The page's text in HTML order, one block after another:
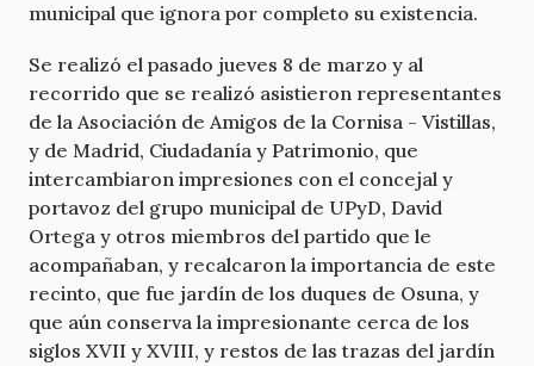
municipal que ignora por completo su existencia.
Se realizó el pasado jueves 8 de marzo y al
recorrido que se realizó asistieron representantes
de la Asociación de Amigos de la Cornisa - Vistillas,
y de Madrid, Ciudadanía y Patrimonio, que
intercambiaron impresiones con el concejal y
portavoz del grupo municipal de UPyD, David
Ortega y otros miembros del partido que le
acompañaban, y recalcaron la importancia de este
recinto, que fue jardín de los duques de Osuna, y
que aún conserva la impresionante cerca de los
siglos XVII y XVIII, y restos de las trazas del jardín